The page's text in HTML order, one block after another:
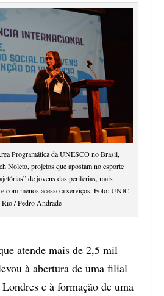
Programática da UNESCO no Brasil,
Noleto, projetos que apostam no esporte
de jovens das periferias, mais
com menos acesso a serviços. Foto: UNIC
Rio / Pedro Andrade
atende mais de 2,5 mil
à abertura de uma filial
e à formação de uma